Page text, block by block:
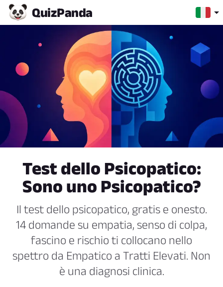
QuizPanda
Test dello Psicopatico:
Sono uno Psicopatico?
Il test dello psicopatico, gratis e onesto.
14 domande su empatia, senso di colpa,
fascino e rischio ti collocano nello
spettro da Empatico a Tratti Elevati. Non
è una diagnosi clinica.